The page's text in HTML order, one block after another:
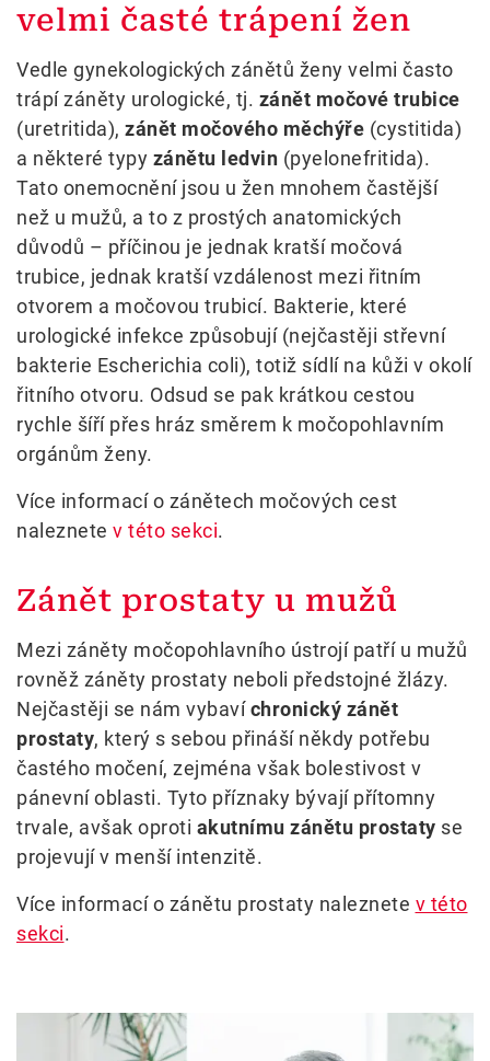
velmi časté trápení žen
Vedle gynekologických zánětů ženy velmi často
trápí záněty urologické, tj. zánět močové trubice
(uretritida), zánět močového měchýře (cystitida)
a některé typy zánětu ledvin (pyelonefritida).
Tato onemocnění jsou u žen mnohem častější
než u mužů, a to z prostých anatomických
důvodů – příčinou je jednak kratší močová
trubice, jednak kratší vzdálenost mezi řitním
otvorem a močovou trubicí. Bakterie, které
urologické infekce způsobují (nejčastěji střevní
bakterie Escherichia coli), totiž sídlí na kůži v okolí
řitního otvoru. Odsud se pak krátkou cestou
rychle šíří přes hráz směrem k močopohlavním
orgánům ženy.
Více informací o zánětech močových cest
naleznete v této sekci.
Zánět prostaty u mužů
Mezi záněty močopohlavního ústrojí patří u mužů
rovněž záněty prostaty neboli předstojné žlázy.
Nejčastěji se nám vybavíchronický zánět
prostaty, který s sebou přináší někdy potřebu
častého močení, zejména však bolestivost v
pánevní oblasti. Tyto příznaky bývají přítomny
trvale, avšak oproti akutnímu zánětu prostaty se
projevují v menší intenzitě.
Více informací o zánětu prostaty naleznete v této
sekci.